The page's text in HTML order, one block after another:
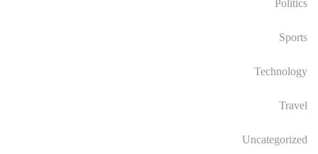
Politics
Sports
Technology
Travel
Uncategorized